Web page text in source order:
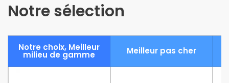
Notre sélection
Notre choix, Meilleur
milieu de gamme Meilleur pas cher